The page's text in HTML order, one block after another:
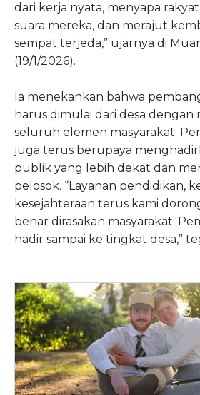
dari kerja nyata, menyapa
suara mereka, dan merajut
sempat terjeda,” ujarnya di
(19/1/2026).
Ia menekankan bahwa
harus dimulai dari desa dengan
seluruh elemen masyarakat.
juga terus berupaya
publik yang lebih dekat dan
pelosok. “Layanan pendidikan,
kesejahteraan terus kami
benar dirasakan masyarakat.
hadir sampai ke tingkat desa,”